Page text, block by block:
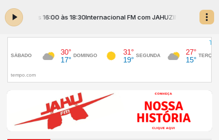
das 16:00 às 18:30Internacional FM com JAHUZINHO das 16:00 às